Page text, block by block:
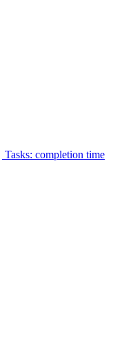
Tasks: completion time